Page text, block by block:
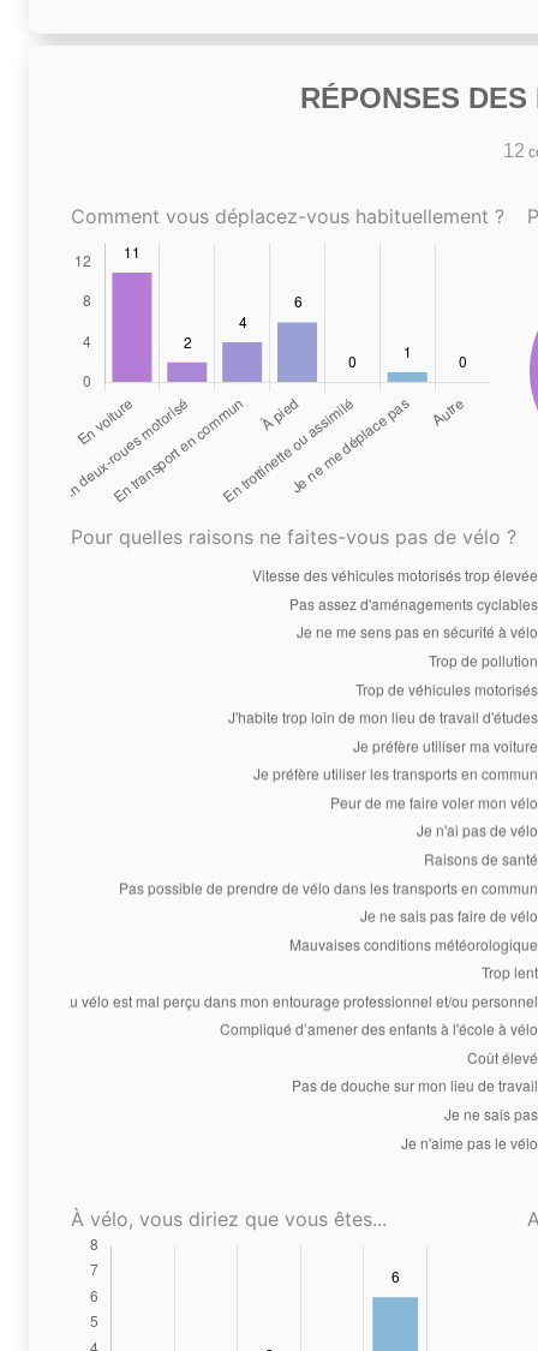
RÉPONSES
12
Comment vous déplacez-vous habituellement ?
Pour quelles raisons ne faites-vous pas de vélo ?
À vélo, vous diriez que vous êtes...